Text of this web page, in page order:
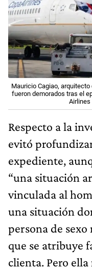
Mauricio Cagiao, arquitecto
fueron demorados tras el
Airlines
Respecto a la
evitó
expediente,
“una situación
vinculada al
una situación
persona de sexo
que se atribuye
clienta. Pero